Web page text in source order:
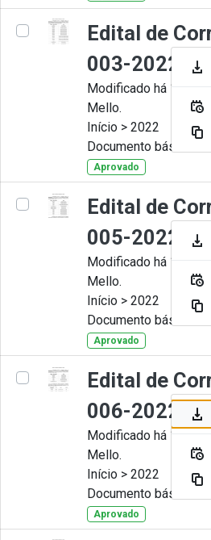
Edital de
003-2022
Modificado há 11
Mello.
Início > 2022
Documento básico
Aprovado
Edital de
005-2022
Modificado há 11
Mello.
Início > 2022
Documento básico
Aprovado
Edital de
006-2022
Modificado há 11
Mello.
Início > 2022
Documento básico
Aprovado